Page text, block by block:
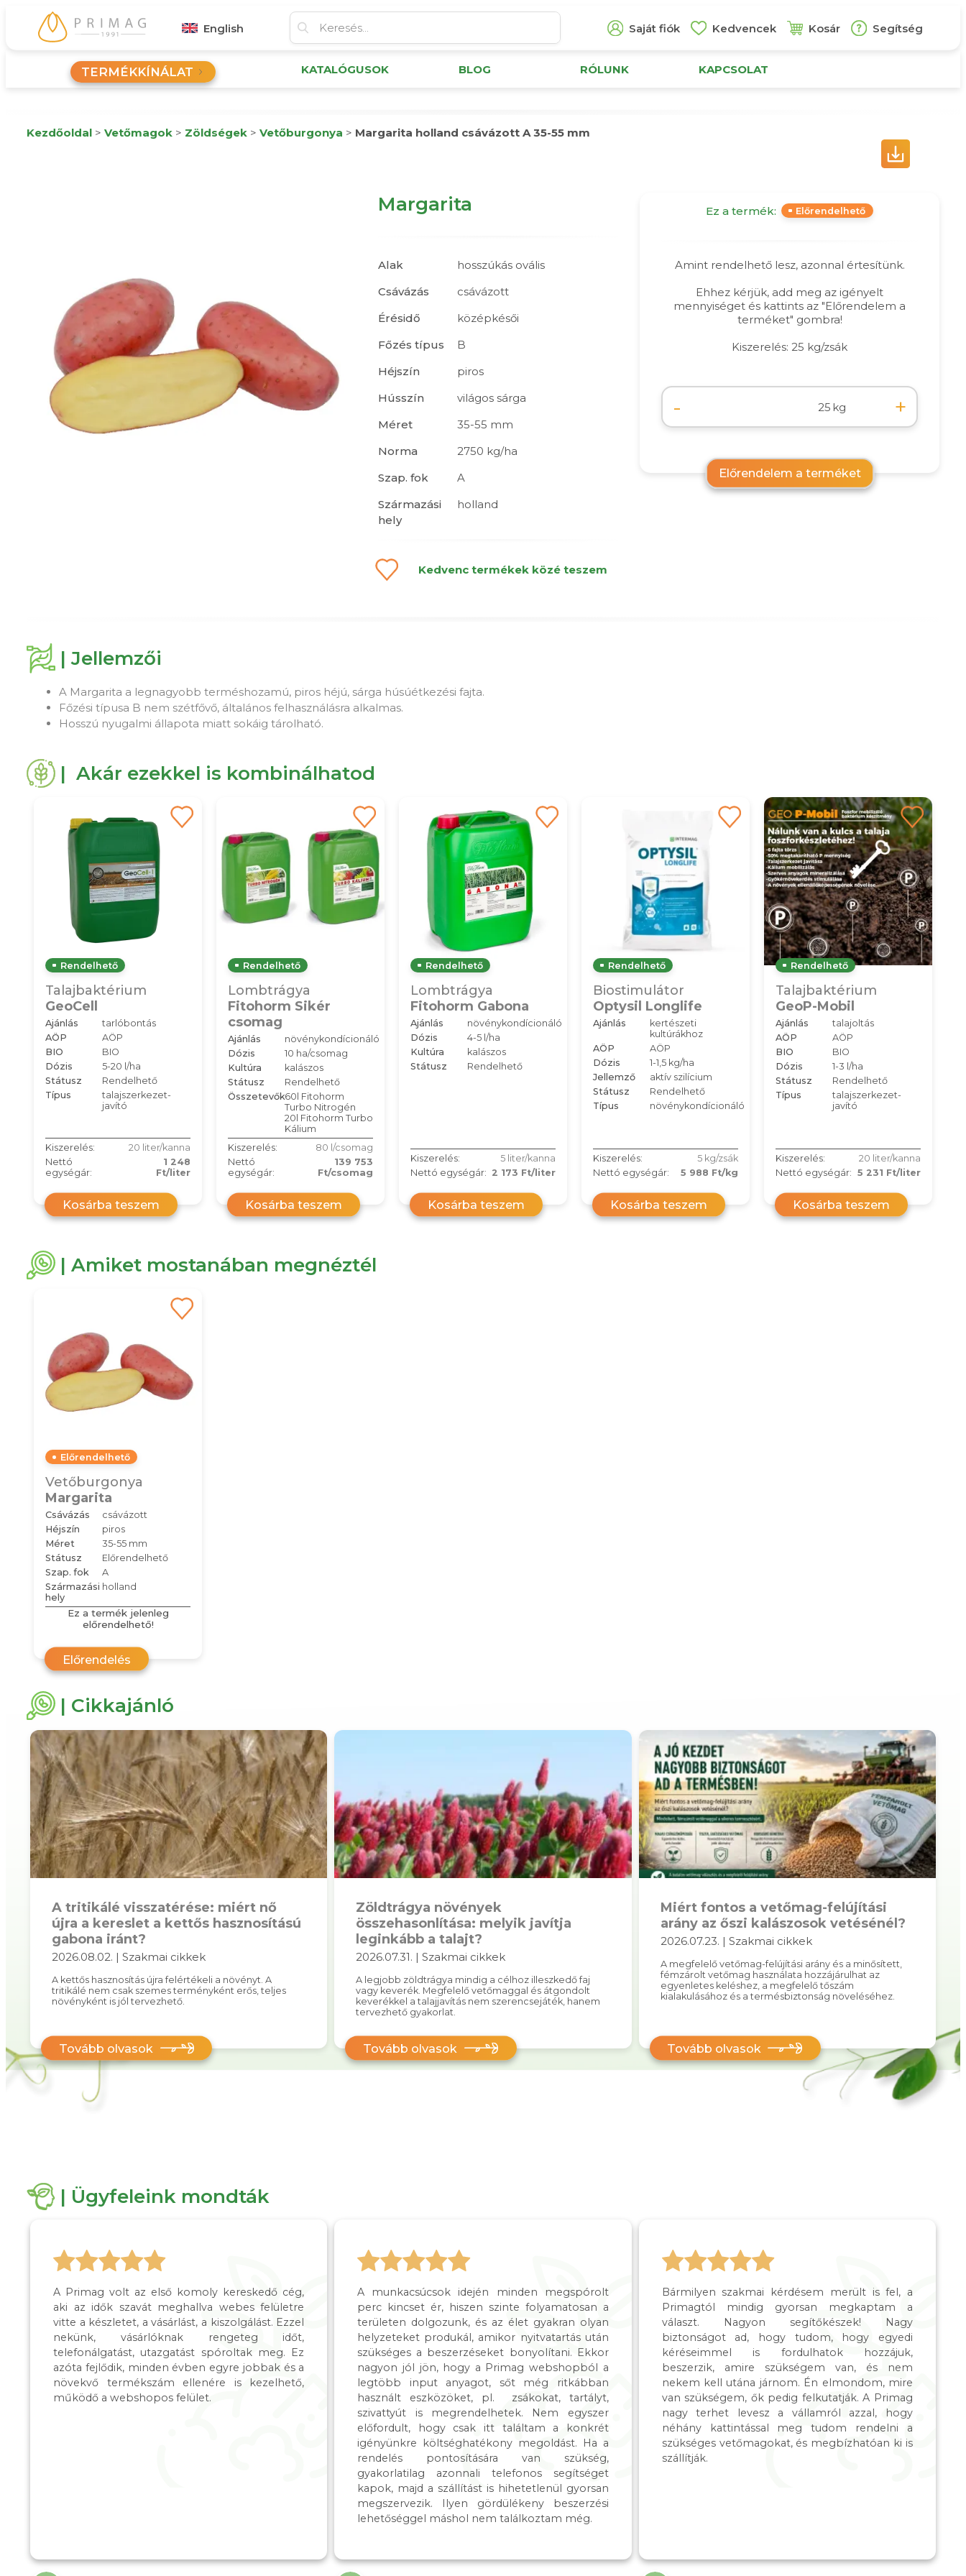
English Saját fiók Kedvencek Kosár Segítség
TERMÉKKÍNÁLAT KATALÓGUSOK BLOG RÓLUNK KAPCSOLAT
Kezdőoldal > Vetőmagok > Zöldségek > Vetőburgonya > Margarita holland csávázott A 35-55 mm
Margarita
Alak
hosszúkás ovális
Csávázás
csávázott
Érésidő
középkésői
Főzés típus
B
Héjszín
piros
Hússzín
világos sárga
Méret
35-55 mm
Norma
2750 kg/ha
Szap. fok
A
Származási
hely
holland
Kedvenc termékek közé teszem
Ez a termék: Előrendelhető
Amint rendelhető lesz, azonnal értesítünk.
Ehhez kérjük, add meg az igényelt
mennyiséget és kattints az "Előrendelem a
terméket" gombra!
Kiszerelés: 25 kg/zsák
- kg +
Előrendelem a terméket
| Jellemzői
A Margarita a legnagyobb terméshozamú, piros héjú, sárga húsúétkezési fajta.
Főzési típusa B nem szétfővő, általános felhasználásra alkalmas.
Hosszú nyugalmi állapota miatt sokáig tárolható.
| Akár ezekkel is kombinálhatod
Rendelhető
Talajbaktérium
GeoCell
Ajánlás
tarlóbontás
AÖP
AÖP
BIO
BIO
Dózis
5-20 l/ha
Státusz
Rendelhető
Típus
talajszerkezet-
javító
Kiszerelés:
20 liter/kanna
Nettó
egységár:
1 248
Ft/liter
Kosárba teszem
Rendelhető
Lombtrágya
Fitohorm Sikér
csomag
Ajánlás
növénykondícionáló
Dózis
10 ha/csomag
Kultúra
kalászos
Státusz
Rendelhető
Összetevők60l Fitohorm
Turbo Nitrogén
20l Fitohorm Turbo
Kálium
Kiszerelés:
80 l/csomag
Nettó
egységár:
139 753
Ft/csomag
Kosárba teszem
Rendelhető
Lombtrágya
Fitohorm Gabona
Ajánlás
növénykondícionáló
Dózis
4-5 l/ha
Kultúra
kalászos
Státusz
Rendelhető
Kiszerelés:
5 liter/kanna
Nettó egységár: 2 173 Ft/liter
Kosárba teszem
Rendelhető
Biostimulátor
Optysil Longlife
Ajánlás
kertészeti
kultúrákhoz
AÖP
AÖP
Dózis
1-1,5 kg/ha
Jellemző
aktív szilícium
Státusz
Rendelhető
Típus
növénykondícionáló
Kiszerelés:
5 kg/zsák
Nettó egységár:
5 988 Ft/kg
Kosárba teszem
Rendelhető
Talajbaktérium
GeoP-Mobil
Ajánlás
talajoltás
AÖP
AÖP
BIO
BIO
Dózis
1-3 l/ha
Státusz
Rendelhető
Típus
talajszerkezet-
javító
Kiszerelés:
20 liter/kanna
Nettó egységár: 5 231 Ft/liter
Kosárba teszem
| Amiket mostanában megnéztél
Előrendelhető
Vetőburgonya
Margarita
Csávázás
csávázott
Héjszín
piros
Méret
35-55 mm
Státusz
Előrendelhető
Szap. fok
A
Származási
hely
holland
Ez a termék jelenleg
előrendelhető!
Előrendelés
| Cikkajánló
A tritikálé visszatérése: miért nő
újra a kereslet a kettős hasznosítású
gabona iránt?
2026.08.02. | Szakmai cikkek
A kettős hasznosítás újra felértékeli a növényt. A
tritikálé nem csak szemes terményként erős, teljes
növényként is jól tervezhető.
Tovább olvasok
Zöldtrágya növények
összehasonlítása: melyik javítja
leginkább a talajt?
2026.07.31. | Szakmai cikkek
A legjobb zöldtrágya mindig a célhoz illeszkedő faj
vagy keverék. Megfelelő vetőmaggal és átgondolt
keverékkel a talajjavítás nem szerencsejáték, hanem
tervezhető gyakorlat.
Tovább olvasok
Miért fontos a vetőmag-felújítási
arány az őszi kalászosok vetésénél?
2026.07.23. | Szakmai cikkek
A megfelelő vetőmag-felújítási arány és a minősített,
fémzárolt vetőmag használata hozzájárulhat az
egyenletes keléshez, a megfelelő tőszám
kialakulásához és a termésbiztonság növeléséhez.
Tovább olvasok
| Ügyfeleink mondták
A Primag volt az első komoly kereskedő cég,
aki az idők szavát meghallva webes felületre
vitte a készletet, a vásárlást, a kiszolgálást. Ezzel
nekünk, vásárlóknak rengeteg időt,
telefonálgatást, utazgatást spóroltak meg. Ez
azóta fejlődik, minden évben egyre jobbak és a
növekvő termékszám ellenére is kezelhető,
működő a webshopos felület.
A munkacsúcsok idején minden megspórolt
perc kincset ér, hiszen szinte folyamatosan a
területen dolgozunk, és az élet gyakran olyan
helyzeteket produkál, amikor nyitvatartás után
szükséges a beszerzéseket bonyolítani. Ekkor
nagyon jól jön, hogy a Primag webshopból a
legtöbb input anyagot, sőt még ritkábban
használt eszközöket, pl. zsákokat, tartályt,
szivattyút is megrendelhetek. Nem egyszer
előfordult, hogy csak itt találtam a konkrét
igényünkre költséghatékony megoldást. Ha a
rendelés pontosítására van szükség,
gyakorlatilag azonnali telefonos segítséget
kapok, majd a szállítást is hihetetlenül gyorsan
megszervezik. Ilyen gördülékeny beszerzési
lehetőséggel máshol nem találkoztam még.
Bármilyen szakmai kérdésem merült is fel, a
Primagtól mindig gyorsan megkaptam a
választ. Nagyon segítőkészek! Nagy
biztonságot ad, hogy tudom, hogy egyedi
kéréseimmel is fordulhatok hozzájuk,
beszerzik, amire szükségem van, és nem
nekem kell utána járnom. Én elmondom, mire
van szükségem, ők pedig felkutatják. A Primag
nagy terhet levesz a vállamról azzal, hogy
néhány kattintással meg tudom rendelni a
szükséges vetőmagokat, és megbízhatóan ki is
szállítják.